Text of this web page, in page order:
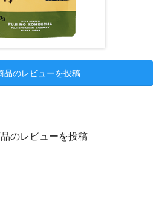
品のレビューを投稿
のレビューを投稿